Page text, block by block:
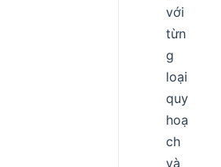
với
từn
g
loại
quy
hoạ
ch
và